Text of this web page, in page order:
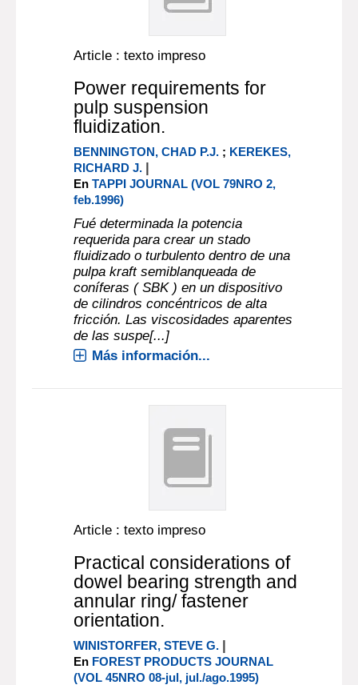
Article : texto impreso
Power requirements for
pulp suspension
fluidization.
BENNINGTON, CHAD P.J. ; KEREKES,
RICHARD J. |
EnTAPPI JOURNAL (VOL 79NRO 2,
feb.1996)
Fué determinada la potencia
requerida para crear un stado
fluidizado o turbulento dentro de una
pulpa kraft semiblanqueada de
coníferas ( SBK ) en un dispositivo
de cilindros concéntricos de alta
fricción. Las viscosidades aparentes
de las suspe[...]
Más información...
Article : texto impreso
Practical considerations of
dowel bearing strength and
annular ring/ fastener
orientation.
WINISTORFER, STEVE G. |
En FOREST PRODUCTS JOURNAL
(VOL 45NRO 08-jul, jul./ago.1995)